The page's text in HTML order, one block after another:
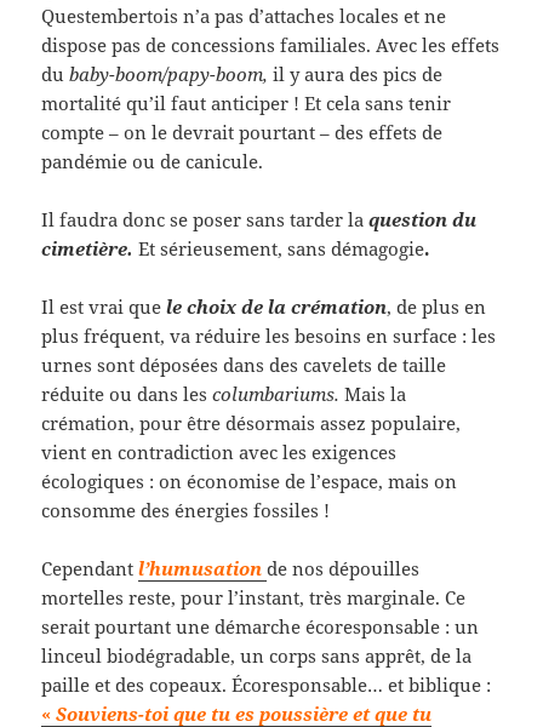
Questembertois n’a pas d’attaches locales et ne
dispose pas de concessions familiales. Avec les effets
dubaby-boom/papy-boom, il y aura des pics de
mortalité qu’il faut anticiper ! Et cela sans tenir
compte – on le devrait pourtant – des effets de
pandémie ou de canicule.
Il faudra donc se poser sans tarder laquestion du
cimetière. Et sérieusement, sans démagogie.
Il est vrai quele choix de la crémation, de plus en
plus fréquent, va réduire les besoins en surface : les
urnes sont déposées dans des cavelets de taille
réduite ou dans lescolumbariums. Mais la
crémation, pour être désormais assez populaire,
vient en contradiction avec les exigences
écologiques : on économise de l’espace, mais on
consomme des énergies fossiles !
Cependantl’humusation de nos dépouilles
mortelles reste, pour l’instant, très marginale. Ce
serait pourtant une démarche écoresponsable : un
linceul biodégradable, un corps sans apprêt, de la
paille et des copeaux. Écoresponsable… et biblique :
«Souviens-toi que tu es poussière et que tu